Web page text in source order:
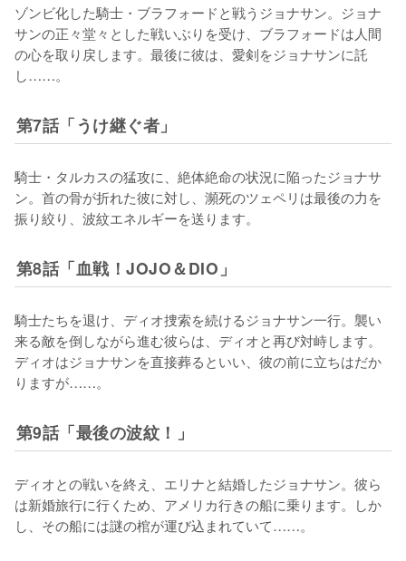
ゾンビ化した騎士・ブラフォードと戦うジョナサン。ジョナ
サンの正々堂々とした戦いぶりを受け、ブラフォードは人間
の心を取り戻します。最後に彼は、愛剣をジョナサンに託
し……。
第7話「うけ継ぐ者」
騎士・タルカスの猛攻に、絶体絶命の状況に陥ったジョナサ
ン。首の骨が折れた彼に対し、瀕死のツェペリは最後の力を
振り絞り、波紋エネルギーを送ります。
第8話「血戦！JOJO＆DIO」
騎士たちを退け、ディオ捜索を続けるジョナサン一行。襲い
来る敵を倒しながら進む彼らは、ディオと再び対峙します。
ディオはジョナサンを直接葬るといい、彼の前に立ちはだか
第9話「最後の波紋！」
ディオとの戦いを終え、エリナと結婚したジョナサン。彼ら
は新婚旅行に行くため、アメリカ行きの船に乗ります。しか
し、その船には謎の棺が運び込まれていて……。